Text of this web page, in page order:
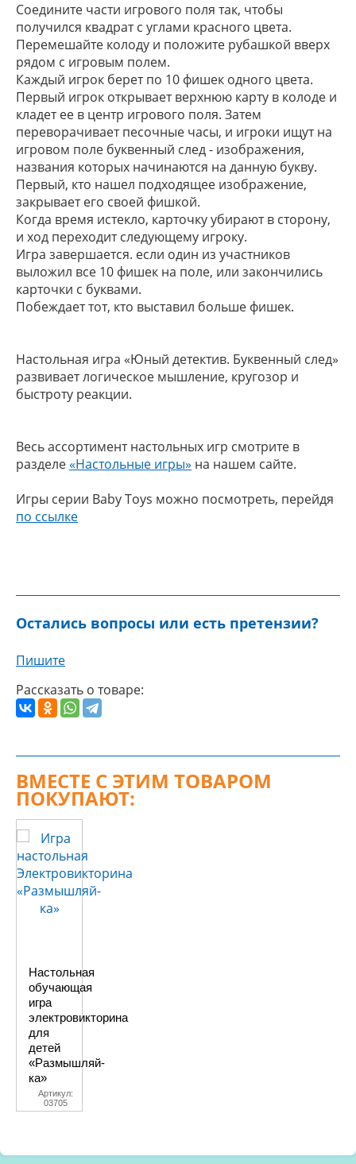
Соедините части игрового поля так, чтобы
получился квадрат с углами красного цвета.
Перемешайте колоду и положите рубашкой вверх
рядом с игровым полем.
Каждый игрок берет по 10 фишек одного цвета.
Первый игрок открывает верхнюю карту в колоде и
кладет ее в центр игрового поля. Затем
переворачивает песочные часы, и игроки ищут на
игровом поле буквенный след - изображения,
названия которых начинаются на данную букву.
Первый, кто нашел подходящее изображение,
закрывает его своей фишкой.
Когда время истекло, карточку убирают в сторону,
и ход переходит следующему игроку.
Игра завершается. если один из участников
выложил все 10 фишек на поле, или закончились
карточки с буквами.
Побеждает тот, кто выставил больше фишек.
Настольная игра «Юный детектив. Буквенный след»
развивает логическое мышление, кругозор и
быстроту реакции.
Весь ассортимент настольных игр смотрите в
разделе«Настольные игры» на нашем сайте.
Игры серии Baby Toys можно посмотреть, перейдя
по ссылке
Остались вопросы или есть претензии?
Пишите
Рассказать о товаре:
ВМЕСТЕ С ЭТИМ ТОВАРОМ
ПОКУПАЮТ:
Настольная
обучающая
игра
электровикторина
для
детей
«Размышляй-
ка»
Артикул:
03705